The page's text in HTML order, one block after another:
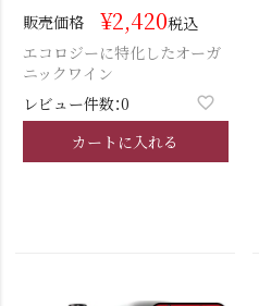
販売価格 ¥2,420税込
エコロジーに特化したオーガ
ニックワイン
レビュー件数：0
カートに入れる